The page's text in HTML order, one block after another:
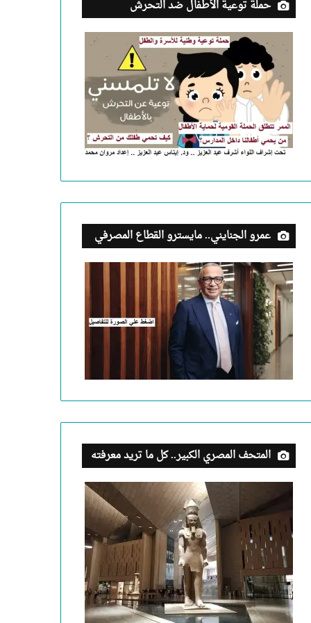
حملة توعية الأطفال ضد التحرش
عمرو الجنايني.. مايسترو القطاع المصرفي
المتحف المصري الكبير.. كل ما تريد معرفته